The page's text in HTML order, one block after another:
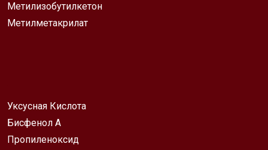
Метилизобутилкетон
Метилметакрилат
Уксусная Кислота
Бисфенол А
Пропиленоксид